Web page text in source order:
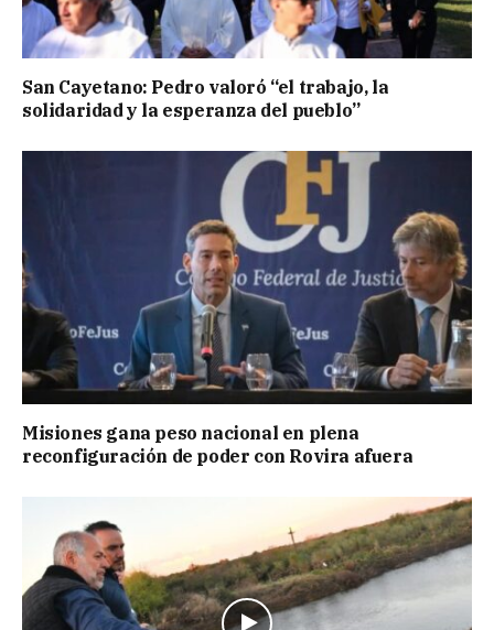
San Cayetano: Pedro valoró “el trabajo, la
solidaridad y la esperanza del pueblo”
Misiones gana peso nacional en plena
reconfiguración de poder con Rovira afuera